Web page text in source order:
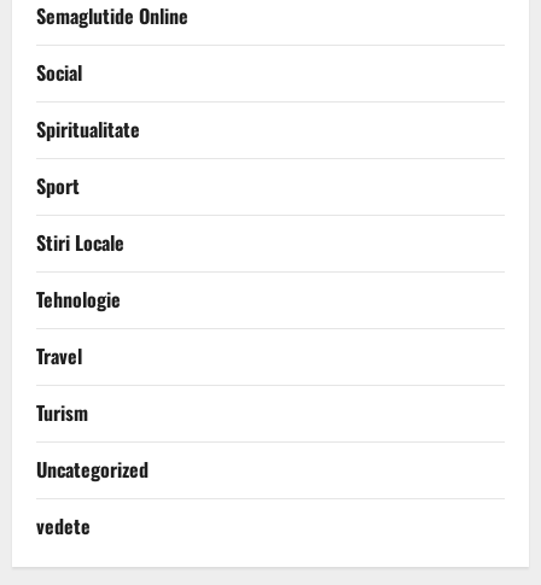
Semaglutide Online
Social
Spiritualitate
Sport
Stiri Locale
Tehnologie
Travel
Turism
Uncategorized
vedete